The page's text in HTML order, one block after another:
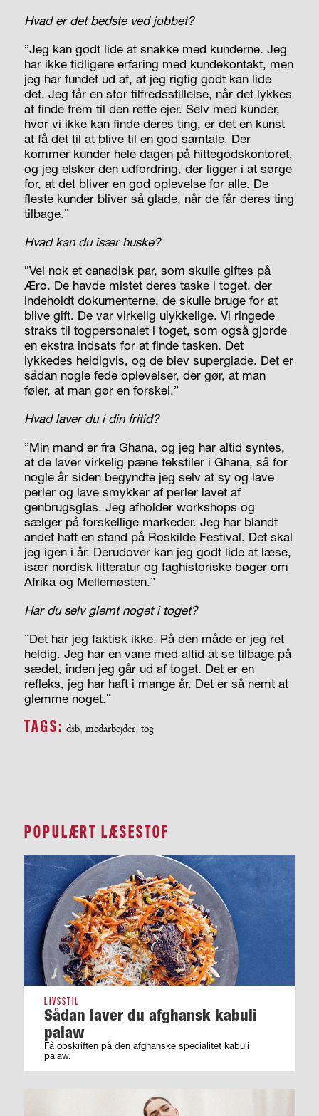
Hvad er det bedste ved jobbet?
”Jeg kan godt lide at snakke med kunderne. Jeg
har ikke tidligere erfaring med kundekontakt, men
jeg har fundet ud af, at jeg rigtig godt kan lide
det. Jeg får en stor tilfredsstillelse, når det lykkes
at finde frem til den rette ejer. Selv med kunder,
hvor vi ikke kan finde deres ting, er det en kunst
at få det til at blive til en god samtale. Der
kommer kunder hele dagen på hittegodskontoret,
og jeg elsker den udfordring, der ligger i at sørge
for, at det bliver en god oplevelse for alle. De
fleste kunder bliver så glade, når de får deres ting
tilbage.”
Hvad kan du især huske?
”Vel nok et canadisk par, som skulle giftes på
Ærø. De havde mistet deres taske i toget, der
indeholdt dokumenterne, de skulle bruge for at
blive gift. De var virkelig ulykkelige. Vi ringede
straks til togpersonalet i toget, som også gjorde
en ekstra indsats for at finde tasken. Det
lykkedes heldigvis, og de blev superglade. Det er
sådan nogle fede oplevelser, der gør, at man
føler, at man gør en forskel.”
Hvad laver du i din fritid?
”Min mand er fra Ghana, og jeg har altid syntes,
at de laver virkelig pæne tekstiler i Ghana, så for
nogle år siden begyndte jeg selv at sy og lave
perler og lave smykker af perler lavet af
genbrugsglas. Jeg afholder workshops og
sælger på forskellige markeder. Jeg har blandt
andet haft en stand på Roskilde Festival. Det skal
jeg igen i år. Derudover kan jeg godt lide at læse,
især nordisk litteratur og faghistoriske bøger om
Afrika og Mellemøsten.”
Har du selv glemt noget i toget?
”Det har jeg faktisk ikke. På den måde er jeg ret
heldig. Jeg har en vane med altid at se tilbage på
sædet, inden jeg går ud af toget. Det er en
refleks, jeg har haft i mange år. Det er så nemt at
glemme noget.”
TAGS: dsb, medarbejder, tog
POPULÆRT LÆSESTOF
LIVSSTIL
Sådan laver du afghansk kabuli
palaw
Få opskriften på den afghanske specialitet kabuli
palaw.